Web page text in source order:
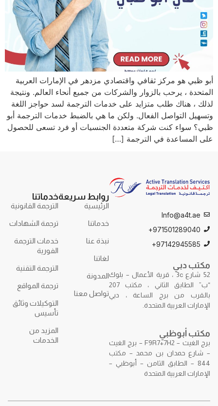
أبو ظبي هو مركز ثقافي واقتصادي مزدهر في الإمارات العربية
المتحدة ، يرحب بالزوار والشركات من جميع أنحاء العالم. ونتيجة
لذلك ، هناك طلب متزايد على خدمات الترجمة لسد حواجز اللغة
وتسهيل التواصل الفعال. ولكن ما هي بالضبط خدمات الترجمة أبو
ظبي؟ سواء كنت شركة متعددة الجنسيات أو فرد تسعى للحصول
على المساعدة في الترجمة […]
Info@a4t.ae
971501289040+
97142945585+
مكتب دبي
52 شارع 3c ، قرية الأعمال – بلوك
“ب” الطابق الثاني ، مكتب 207
بالقرب من برج الساعة ، دبي
الإمارات العربية المتحدة.
مكتب أبوظبي
برج الغيث – F9R7+7H2 – برج الغيث
– شارع حمدان بن محمد – مكتب
844 – الطابق الثامن – أبوظبي –
الإمارات العربية المتحدة
روابط سريعة
الرئيسية
خدماتنا
نبذة عنا
لغاتنا
المدونة
تواصل معنا
خدماتنا
الترجمة القانونية
ترجمة الشهادات
خدمات الترجمة
الفورية
الترجمة التقنية
ترجمة المواقع
التوكيلات وثائق
تأسيس
المزيد من
الخدمات